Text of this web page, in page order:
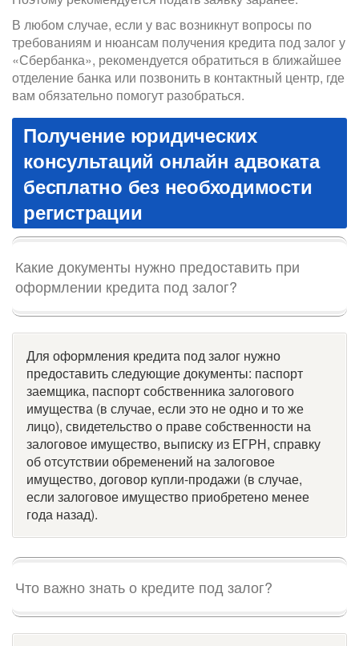
В любом случае, если у вас возникнут вопросы по
требованиям и нюансам получения кредита под залог у
«Сбербанка», рекомендуется обратиться в ближайшее
отделение банка или позвонить в контактный центр, где
вам обязательно помогут разобраться.
Получение юридических
консультаций онлайн адвоката
бесплатно без необходимости
регистрации
Какие документы нужно предоставить при
оформлении кредита под залог?
Для оформления кредита под залог нужно
предоставить следующие документы: паспорт
заемщика, паспорт собственника залогового
имущества (в случае, если это не одно и то же
лицо), свидетельство о праве собственности на
залоговое имущество, выписку из ЕГРН, справку
об отсутствии обременений на залоговое
имущество, договор купли-продажи (в случае,
если залоговое имущество приобретено менее
года назад).
Что важно знать о кредите под залог?